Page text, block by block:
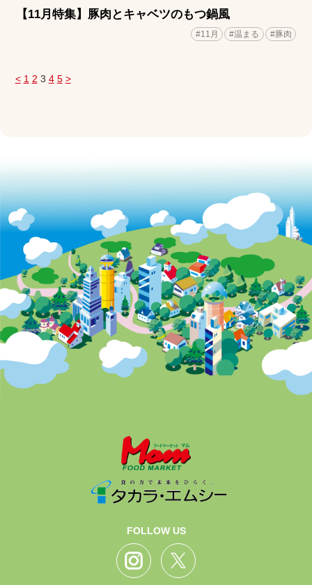
【11月特集】豚肉とキャベツのもつ鍋風
#11月 #温まる #豚肉
< 1 2 3 4 5 >
FOLLOW US